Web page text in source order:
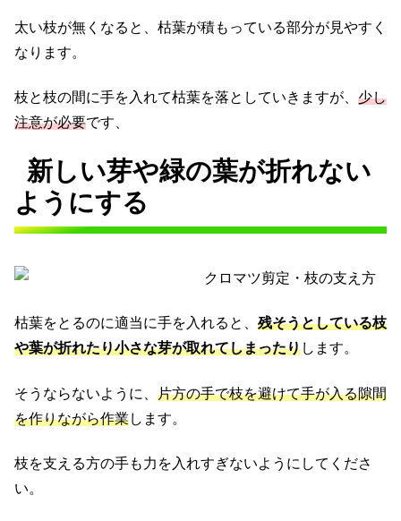
太い枝が無くなると、枯葉が積もっている部分が見やすく
なります。
枝と枝の間に手を入れて枯葉を落としていきますが、 少し
注意が必要です、
新しい芽や緑の葉が折れない
ようにする
枯葉をとるのに適当に手を入れると、 残そうとしている枝
や葉が折れたり小さな芽が取れてしまったりします。
そうならないように、 片方の手で枝を避けて手が入る隙間
を作りながら作業します。
枝を支える方の手も力を入れすぎないようにしてくださ
い。